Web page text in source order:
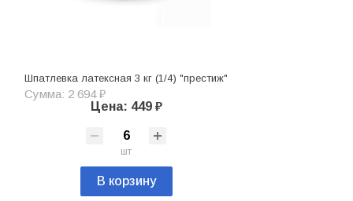
Шпатлевка латексная 3 кг (1/4) "престиж"
Сумма: 2 694 ₽
Цена: 449 ₽
шт
В корзину